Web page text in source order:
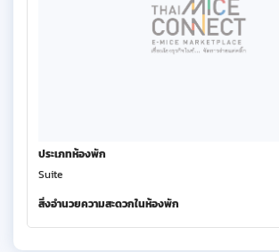
ประเภทห้องพัก
Suite
สิ่งอำนวยความสะดวกในห้องพัก